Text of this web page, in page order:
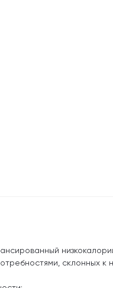
склонных к